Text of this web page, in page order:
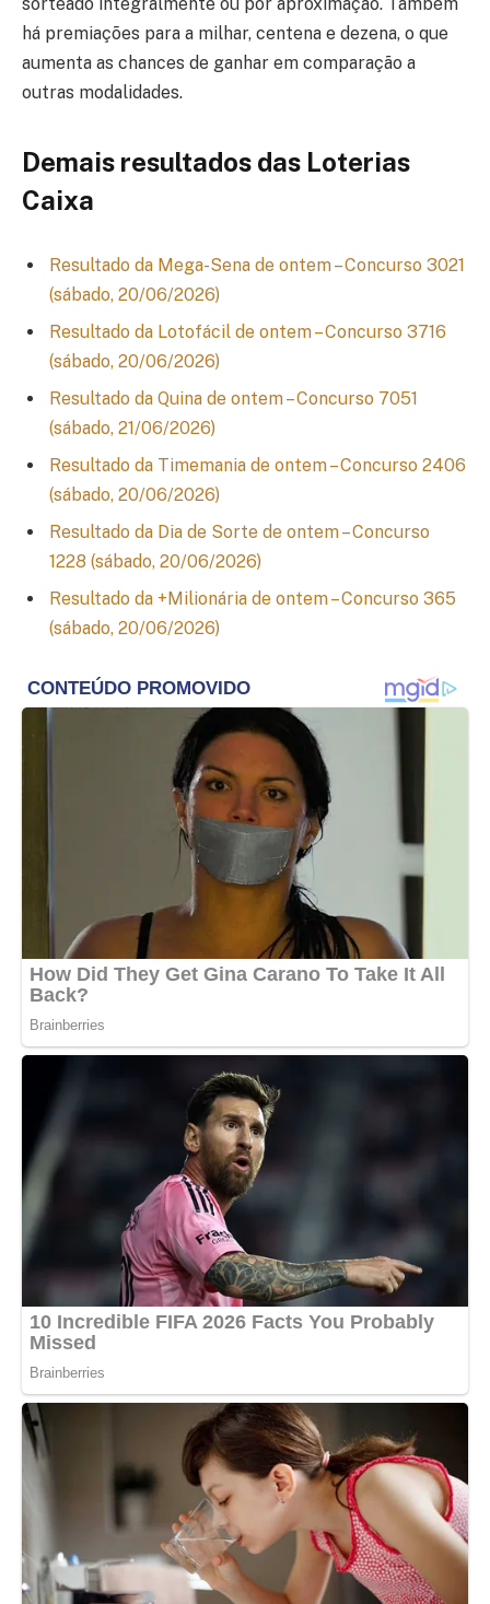
há premiações para a milhar, centena e dezena, o que
aumenta as chances de ganhar em comparação a
outras modalidades.
Demais resultados das Loterias
Caixa
Resultado da Mega-Sena de ontem – Concurso 3021
(sábado, 20/06/2026)
Resultado da Lotofácil de ontem – Concurso 3716
(sábado, 20/06/2026)
Resultado da Quina de ontem – Concurso 7051
(sábado, 21/06/2026)
Resultado da Timemania de ontem – Concurso 2406
(sábado, 20/06/2026)
Resultado da Dia de Sorte de ontem – Concurso
1228 (sábado, 20/06/2026)
Resultado da +Milionária de ontem – Concurso 365
(sábado, 20/06/2026)